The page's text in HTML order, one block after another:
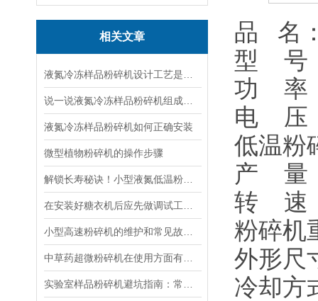
相关文章
液氮冷冻样品粉碎机如何正确安装
微型植物粉碎机的操作步骤
品 名
型 号
功 率
电 压
低温粉
产 量
转 速
粉碎机
外形尺
冷却方